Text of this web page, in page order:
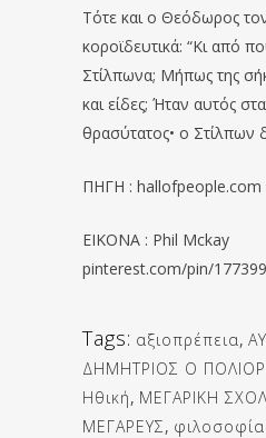
Τότε και ο Θεόδωρος
κοροϊδευτικά: “Κι από
Στίλπωνα; Μήπως της
και είδες; Ήταν αυτός
θρασύτατος• ο Στίλπων
ΠΗΓΗ : hallofpeople.com
EIKONA : Phil Mckay
pinterest.com/pin/
Tags: αξιοπρέπεια,
ΔΗΜΗΤΡΙΟΣ Ο
Ηθική, ΜΕΓΑΡΙΚΗ
ΜΕΓΑΡΕΥΣ, φιλοσοφία